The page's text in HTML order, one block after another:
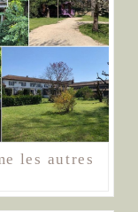
les autres